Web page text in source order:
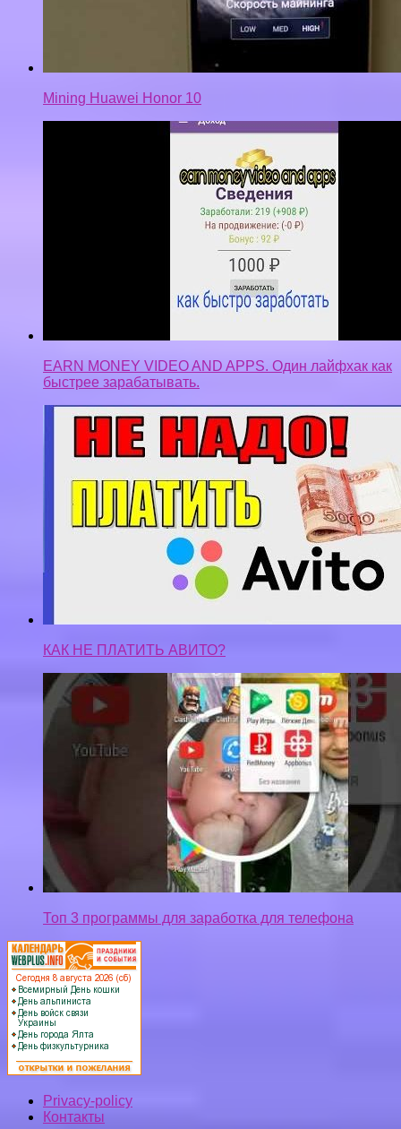
Mining Huawei Honor 10
EARN MONEY VIDEO AND APPS. Один лайфхак как
быстрее зарабатывать.
КАК НЕ ПЛАТИТЬ АВИТО?
Топ 3 программы для заработка для телефона
Privacy-policy
Контакты